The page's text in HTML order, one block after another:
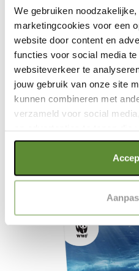
We gebruiken
marketingcookies voor een
website door content en
functies voor social media te
websiteverkeer te
jouw gebruik van onze site
kunnen combineren met
verzameld voor social
Als je op "Alle cookies
met een optimaal gebruik
"selectie toestaan" of
wel gevolgen kan hebben
van de website. Voor meer
op "Cookie instellingen".
Cookie Policy.
€